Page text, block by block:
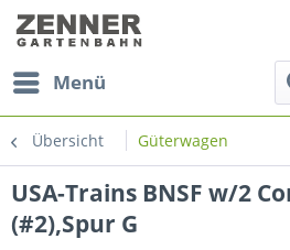
Menü
Übersicht Güterwagen
USA-Trains BNSF w/2
(#2),Spur G